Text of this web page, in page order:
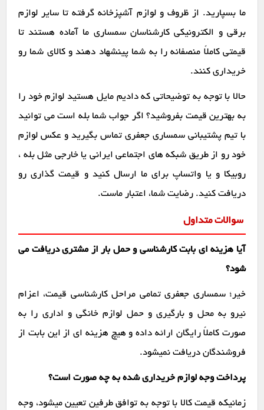
ما بسپارید. از ظروف و لوازم آشپزخانه گرفته تا سایر لوازم
برقی و الکترونیکی کارشناسان سمساری ما آماده هستند تا
قیمتی کاملاً منصفانه را به شما پینشهاد دهند و کالای شما رو
خریداری کنند.
حالا با توجه به توضیحاتی که دادیم مایل هستید لوازم خود را
به بهترین قیمت بفروشید؟ اگر جواب شما بله است می توانید
با تیم پشتیبانی سمساری جعفری تماس بگیرید و عکس لوازم
خود رو از طریق شبکه های اجتماعی ایرانی یا خارجی مثل بله ،
روبیکا و یا واتساپ برای ما ارسال کنید و قیمت گذاری رو
دریافت کنید. رضایت شما، اعتبار ماست.
سوالات متداول
آیا هزینه ای بابت کارشناسی و حمل بار از مشتری دریافت می
شود؟
خیر؛ سمساری جعفری تمامی مراحل کارشناسی قیمت، اعزام
نیرو به محل و بارگیری و حمل لوازم خانگی و اداری را به
صورت کاملاً رایگان ارائه داده و هیچ هزینه ای از این بابت از
فروشندگان دریافت نمیشود.
پرداخت وجه لوازم خریداری شده به چه صورت است؟
زمانیکه قیمت کالا با توجه به توافق طرفین تعیین میشود، وجه